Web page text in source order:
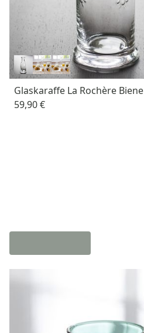
Glaskaraffe La Rochère Biene
59,90 €